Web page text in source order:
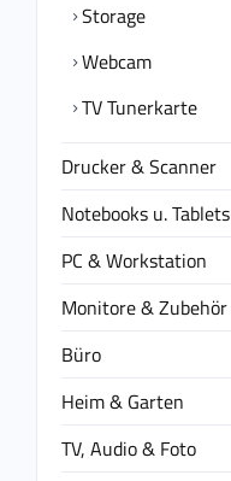
Storage
Webcam
TV Tunerkarte
Drucker & Scanner
Notebooks u. Tablets
PC & Workstation
Monitore & Zubehör
Büro
Heim & Garten
TV, Audio & Foto